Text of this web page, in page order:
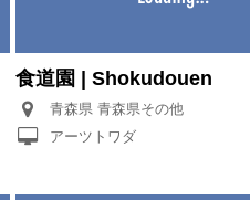
食道園 | Shokudouen
青森県 青森県その他
アーツトワダ